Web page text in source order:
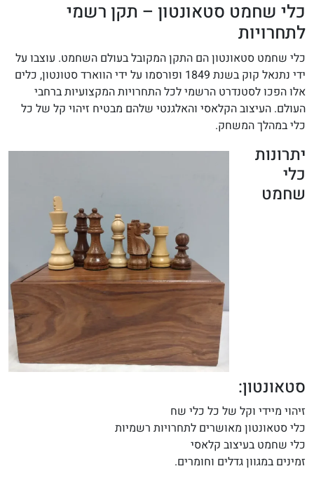
כלי שחמט סטאונטון – תקן רשמי
לתחרויות
כלי שחמט סטאונטון הם התקן המקובל בעולם השחמט. עוצבו על
ידי נתנאל קוק בשנת 1849 ופורסמו על ידי הווארד סטונטון, כלים
אלו הפכו לסטנדרט הרשמי לכל התחרויות המקצועיות ברחבי
העולם. העיצוב הקלאסי והאלגנטי שלהם מבטיח זיהוי קל של כל
כלי במהלך המשחק.
יתרונות
כלי
שחמט
סטאונטון:
זיהוי מיידי וקל של כל כלי שח
כלי סטאונטון מאושרים לתחרויות רשמיות
כלי שחמט בעיצוב קלאסי
זמינים במגוון גדלים וחומרים.